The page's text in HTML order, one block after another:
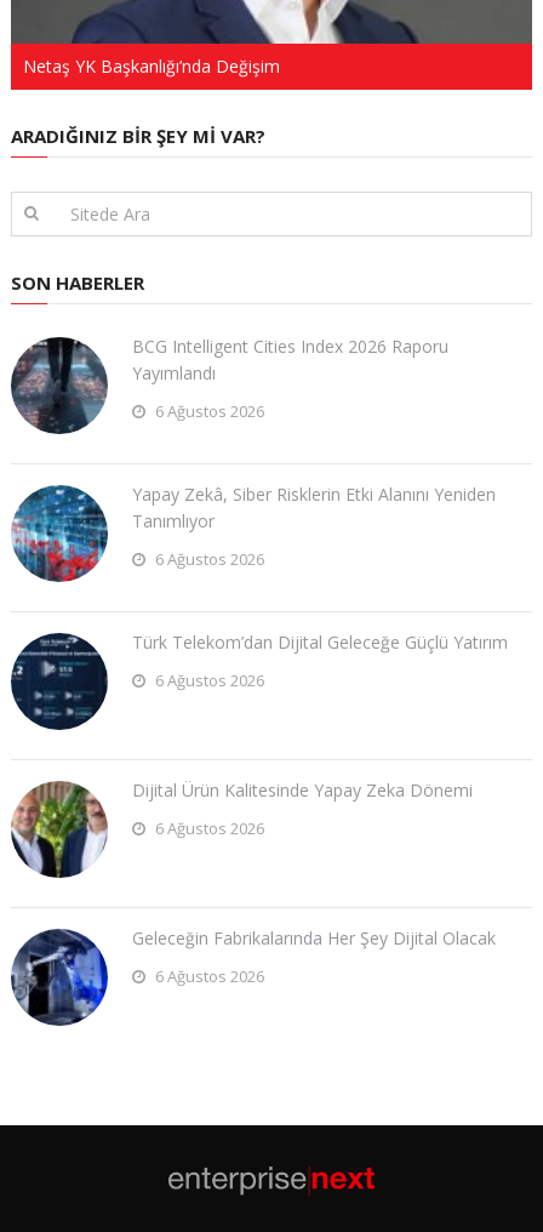
Netaş YK Başkanlığı’nda Değişim
ARADIĞINIZ BIR ŞEY MI VAR?
SON HABERLER
BCG Intelligent Cities Index 2026 Raporu
Yayımlandı
6 Ağustos 2026
Yapay Zekâ, Siber Risklerin Etki Alanını Yeniden
Tanımlıyor
6 Ağustos 2026
Türk Telekom’dan Dijital Geleceğe Güçlü Yatırım
6 Ağustos 2026
Dijital Ürün Kalitesinde Yapay Zeka Dönemi
6 Ağustos 2026
Geleceğin Fabrikalarında Her Şey Dijital Olacak
6 Ağustos 2026